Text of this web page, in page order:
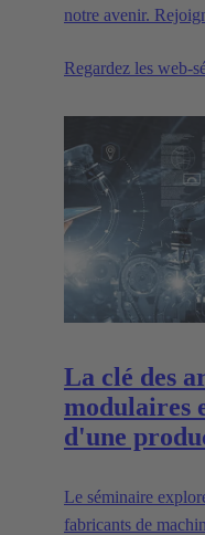
notre avenir.
Regardez les web-
La clé des
modulaires
d'une
Le séminaire
fabricants de